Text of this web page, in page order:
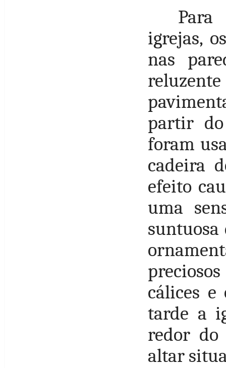
igrejas,
nas
partir
foram
cadeira
efeito
uma
suntuosa
cálices
tarde a
redor
altar